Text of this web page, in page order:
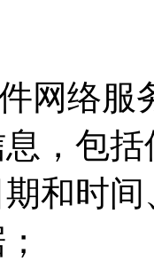
网络
，包
和时